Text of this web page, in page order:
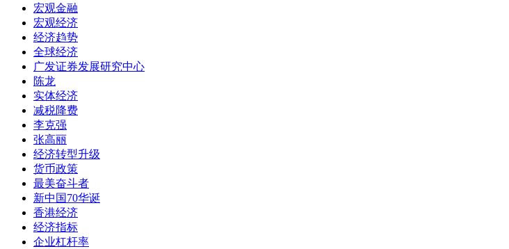
宏观金融
宏观经济
经济趋势
全球经济
广发证券发展研究中心
陈龙
实体经济
减税降费
李克强
张高丽
经济转型升级
货币政策
最美奋斗者
新中国70华诞
香港经济
经济指标
企业杠杆率